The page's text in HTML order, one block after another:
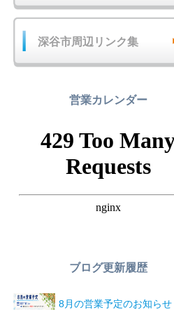
深谷市周辺リンク集
営業カレンダー
ブログ更新履歴
8月の営業予定のお知らせ